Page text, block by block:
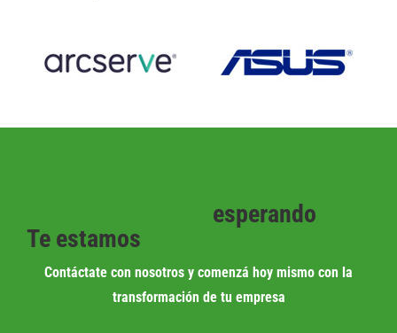
Te estamos
esperando
Contáctate con nosotros y comenzá hoy mismo con la
transformación de tu empresa